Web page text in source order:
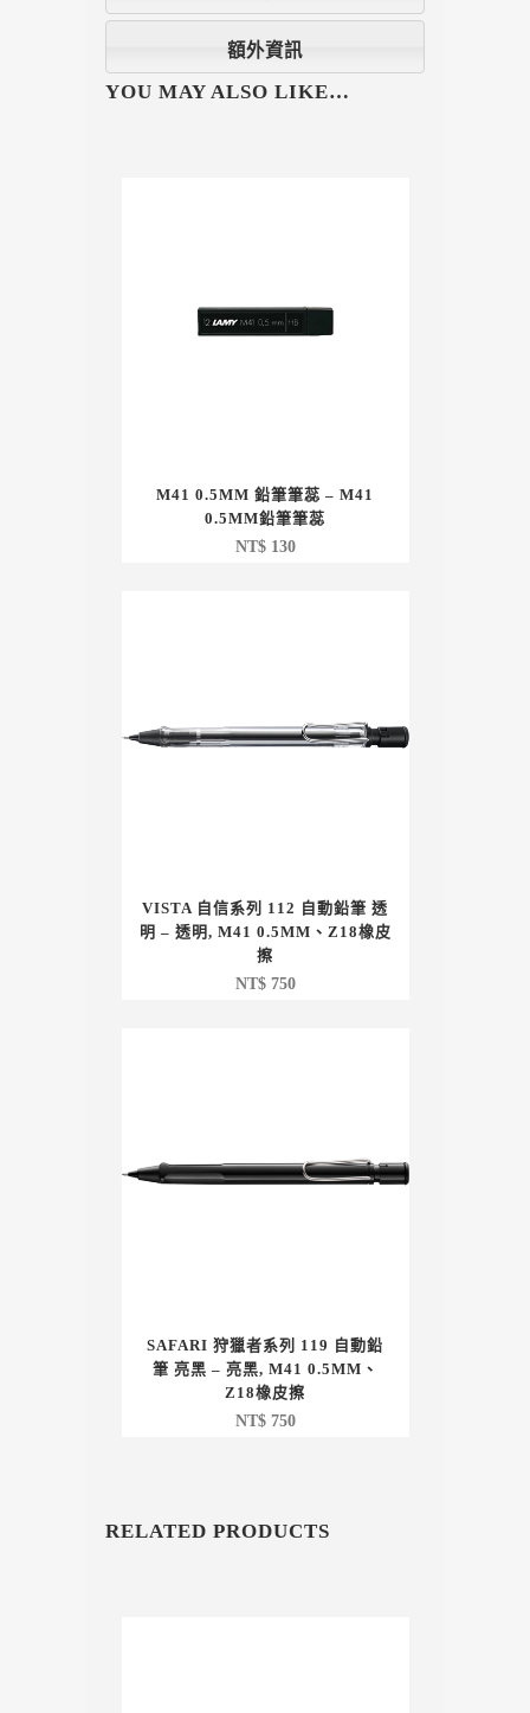
額外資訊
YOU MAY ALSO LIKE…
M41 0.5MM 鉛筆筆蕊 – M41
0.5MM鉛筆筆蕊
NT$130
VISTA 自信系列 112 自動鉛筆 透
明 – 透明, M41 0.5MM、Z18橡皮
擦
NT$750
SAFARI 狩獵者系列 119 自動鉛
筆 亮黑 – 亮黑, M41 0.5MM、
Z18橡皮擦
NT$750
RELATED PRODUCTS